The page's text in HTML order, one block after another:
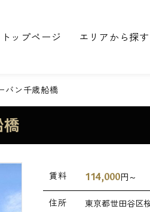
トップページ エリアから探す
バン千歳船橋
賃料 114,000円～
住所 東京都世田谷区